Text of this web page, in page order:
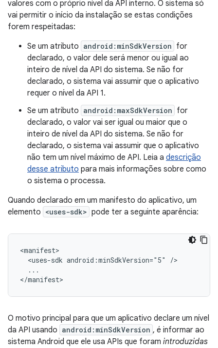
valores com o próprio nível da API interno. O sistema só
vai permitir o início da instalação se estas condições
forem respeitadas:
Se um atributo android:minSdkVersion for
declarado, o valor dele será menor ou igual ao
inteiro de nível da API do sistema. Se não for
declarado, o sistema vai assumir que o aplicativo
requer o nível da API 1.
Se um atributo android:maxSdkVersion for
declarado, o valor vai ser igual ou maior que o
inteiro de nível da API do sistema. Se não for
declarado, o sistema vai assumir que o aplicativo
não tem um nível máximo de API. Leia a descrição
desse atributo para mais informações sobre como
o sistema o processa.
Quando declarado em um manifesto do aplicativo, um
elemento <uses-sdk> pode ter a seguinte aparência:
<uses-sdk android:minSdkVersion="5"
...
</manifest>
O motivo principal para que um aplicativo declare um nível
da API usando android:minSdkVersion , é informar ao
sistema Android que ele usa APIs que foram introduzidas